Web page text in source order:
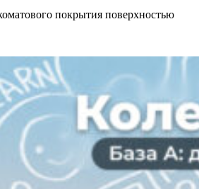
покрытия поверхностью